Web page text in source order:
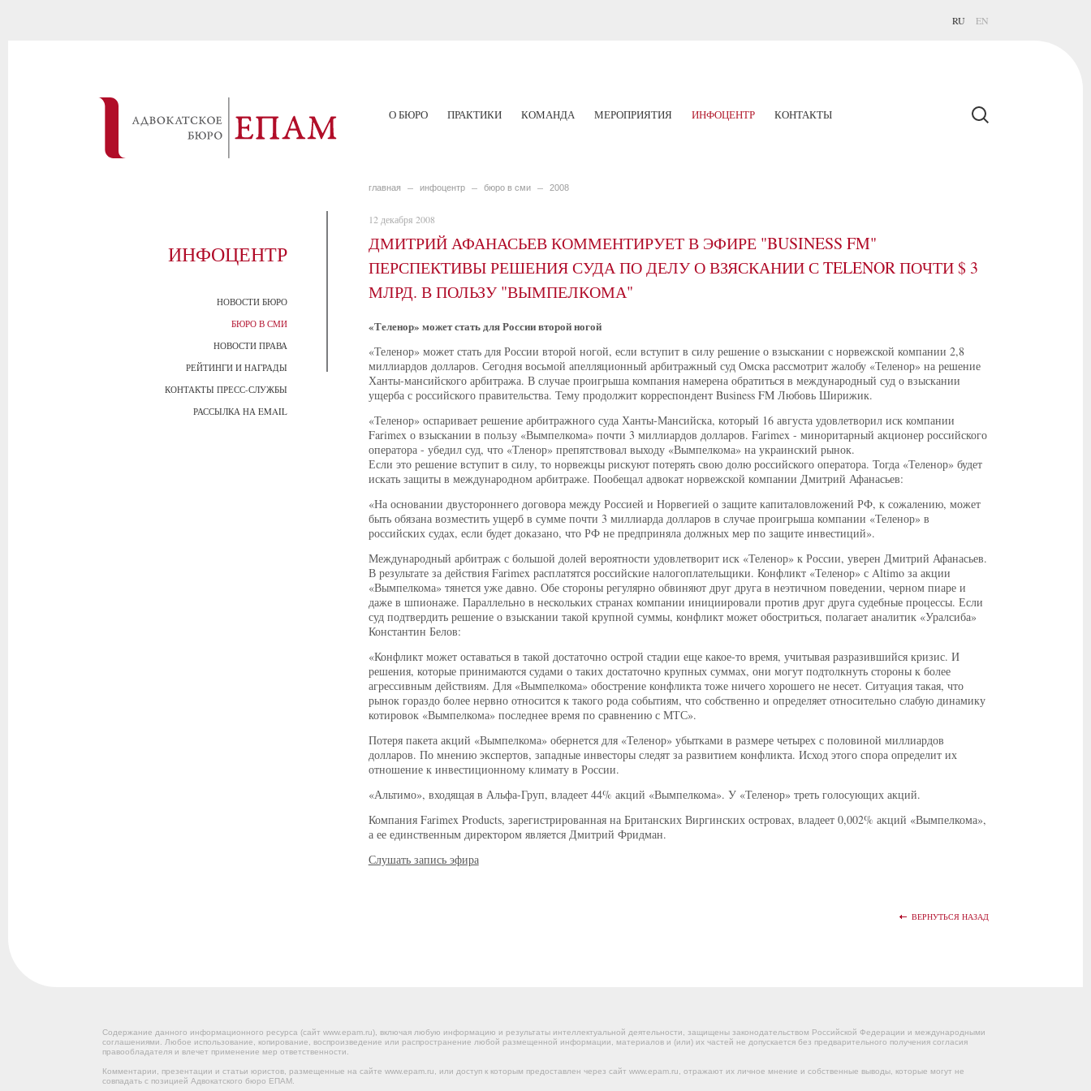
RU EN
О БЮРО ПРАКТИКИ КОМАНДА МЕРОПРИЯТИЯ ИНФОЦЕНТР КОНТАКТЫ
ИНФОЦЕНТР
НОВОСТИ БЮРО
БЮРО В СМИ
НОВОСТИ ПРАВА
РЕЙТИНГИ И НАГРАДЫ
КОНТАКТЫ ПРЕСС-СЛУЖБЫ
РАССЫЛКА НА EMAIL
главная инфоцентр бюро в сми 2008
12 декабря 2008
ДМИТРИЙ АФАНАСЬЕВ КОММЕНТИРУЕТ В ЭФИРЕ "BUSINESS FM"
ПЕРСПЕКТИВЫ РЕШЕНИЯ СУДА ПО ДЕЛУ О ВЗЯСКАНИИ С TELENOR ПОЧТИ $ 3
МЛРД. В ПОЛЬЗУ "ВЫМПЕЛКОМА"
«Теленор» может стать для России второй ногой
«Теленор» может стать для России второй ногой, если вступит в силу решение о взыскании с норвежской компании 2,8
миллиардов долларов. Сегодня восьмой апелляционный арбитражный суд Омска рассмотрит жалобу «Теленор» на решение
Ханты-мансийского арбитража. В случае проигрыша компания намерена обратиться в международный суд о взыскании
ущерба с российского правительства. Тему продолжит корреспондент Business FM Любовь Ширижик.
«Теленор» оспаривает решение арбитражного суда Ханты-Мансийска, который 16 августа удовлетворил иск компании
Farimex о взыскании в пользу «Вымпелкома» почти 3 миллиардов долларов. Farimex - миноритарный акционер российского
оператора - убедил суд, что «Тленор» препятствовал выходу «Вымпелкома» на украинский рынок.
Если это решение вступит в силу, то норвежцы рискуют потерять свою долю российского оператора. Тогда «Теленор» будет
искать защиты в международном арбитраже. Пообещал адвокат норвежской компании Дмитрий Афанасьев:
«На основании двустороннего договора между Россией и Норвегией о защите капиталовложений РФ, к сожалению, может
быть обязана возместить ущерб в сумме почти 3 миллиарда долларов в случае проигрыша компании «Теленор» в
российских судах, если будет доказано, что РФ не предприняла должных мер по защите инвестиций».
Международный арбитраж с большой долей вероятности удовлетворит иск «Теленор» к России, уверен Дмитрий Афанасьев.
В результате за действия Farimex расплатятся российские налогоплательщики. Конфликт «Теленор» с Altimo за акции
«Вымпелкома» тянется уже давно. Обе стороны регулярно обвиняют друг друга в неэтичном поведении, черном пиаре и
даже в шпионаже. Параллельно в нескольких странах компании инициировали против друг друга судебные процессы. Если
суд подтвердить решение о взыскании такой крупной суммы, конфликт может обостриться, полагает аналитик «Уралсиба»
Константин Белов:
«Конфликт может оставаться в такой достаточно острой стадии еще какое-то время, учитывая разразившийся кризис. И
решения, которые принимаются судами о таких достаточно крупных суммах, они могут подтолкнуть стороны к более
агрессивным действиям. Для «Вымпелкома» обострение конфликта тоже ничего хорошего не несет. Ситуация такая, что
рынок гораздо более нервно относится к такого рода событиям, что собственно и определяет относительно слабую динамику
котировок «Вымпелкома» последнее время по сравнению с МТС».
Потеря пакета акций «Вымпелкома» обернется для «Теленор» убытками в размере четырех с половиной миллиардов
долларов. По мнению экспертов, западные инвесторы следят за развитием конфликта. Исход этого спора определит их
отношение к инвестиционному климату в России.
«Альтимо», входящая в Альфа-Груп, владеет 44% акций «Вымпелкома». У «Теленор» треть голосующих акций.
Компания Farimex Products, зарегистрированная на Британских Виргинских островах, владеет 0,002% акций «Вымпелкома»,
а ее единственным директором является Дмитрий Фридман.
Слушать запись эфира
ВЕРНУТЬСЯ НАЗАД
Содержание данного информационного ресурса (сайт www.epam.ru), включая любую информацию и результаты интеллектуальной деятельности, защищены законодательством Российской Федерации и международными
соглашениями. Любое использование, копирование, воспроизведение или распространение любой размещенной информации, материалов и (или) их частей не допускается без предварительного получения согласия
правообладателя и влечет применение мер ответственности.
Комментарии, презентации и статьи юристов, размещенные на сайте www.epam.ru, или доступ к которым предоставлен через сайт www.epam.ru, отражают их личное мнение и собственные выводы, которые могут не
совпадать с позицией Адвокатского бюро ЕПАМ.